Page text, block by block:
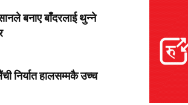
बनाए बाँदरलाई थुन्ने
निर्यात हालसम्मकै उच्च